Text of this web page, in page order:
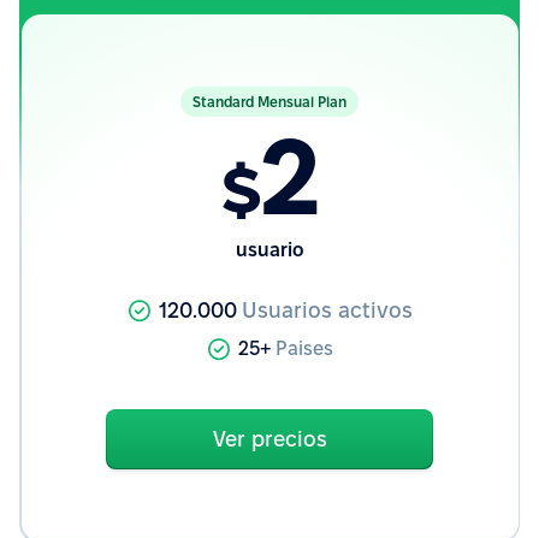
Standard Mensual Plan
$2
usuario
120.000 Usuarios activos
25+ Paises
Ver precios